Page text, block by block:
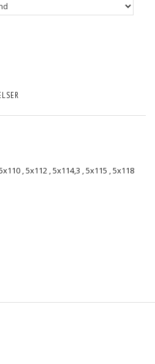
,5x112 ,5x114,3 ,5x115 ,5x118